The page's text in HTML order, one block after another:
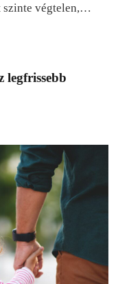
szinte végtelen,…
legfrissebb